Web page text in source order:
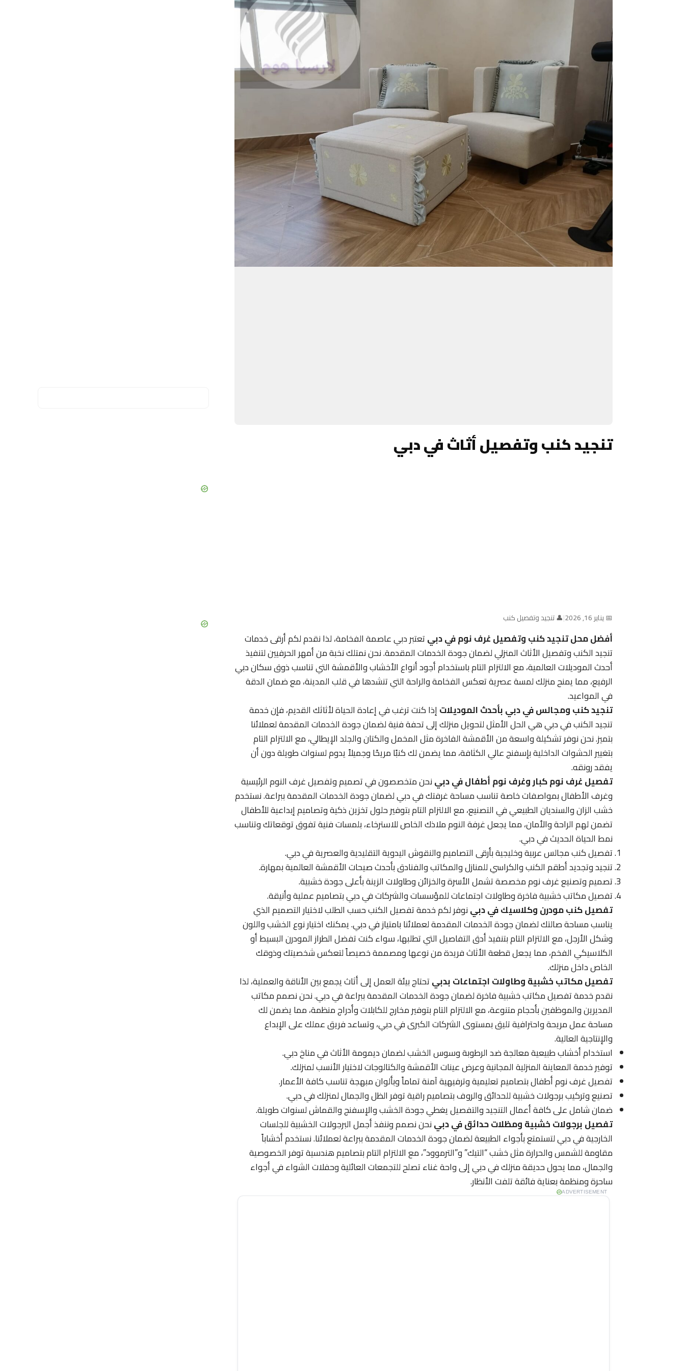
تنجيد كنب وتفصيل أثاث في دبي
📅 يناير 16, 2026 |👤 تنجيد وتفصيل كنب
أفضل محل تنجيد كنب وتفصيل غرف نوم في دبيتعتبر دبي عاصمة الفخامة، لذا نقدم لكم أرقى خدمات
تنجيد الكنب وتفصيل الأثاث المنزلي لضمان جودة الخدمات المقدمة. نحن نمتلك نخبة من أمهر الحرفيين لتنفيذ
أحدث الموديلات العالمية، مع الالتزام التام باستخدام أجود أنواع الأخشاب والأقمشة التي تناسب ذوق سكان دبي
الرفيع، مما يمنح منزلك لمسة عصرية تعكس الفخامة والراحة التي تنشدها في قلب المدينة، مع ضمان الدقة
في المواعيد.
تنجيد كنب ومجالس في دبي بأحدث الموديلاتإذا كنت ترغب في إعادة الحياة لأثاثك القديم، فإن خدمة
تنجيد الكنب في دبي هي الحل الأمثل لتحويل منزلك إلى تحفة فنية لضمان جودة الخدمات المقدمة لعملائنا
بتميز. نحن نوفر تشكيلة واسعة من الأقمشة الفاخرة مثل المخمل والكتان والجلد الإيطالي، مع الالتزام التام
بتغيير الحشوات الداخلية بإسفنج عالي الكثافة، مما يضمن لك كنبًا مريحًا وجميلاً يدوم لسنوات طويلة دون أن
يفقد رونقه.
تفصيل غرف نوم كبار وغرف نوم أطفال في دبينحن متخصصون في تصميم وتفصيل غرف النوم الرئيسية
وغرف الأطفال بمواصفات خاصة تناسب مساحة غرفتك في دبي لضمان جودة الخدمات المقدمة ببراعة. نستخدم
خشب الزان والسنديان الطبيعي في التصنيع، مع الالتزام التام بتوفير حلول تخزين ذكية وتصاميم إبداعية للأطفال
تضمن لهم الراحة والأمان، مما يجعل غرفة النوم ملاذك الخاص للاسترخاء، بلمسات فنية تفوق توقعاتك وتناسب
نمط الحياة الحديث في دبي.
تفصيل كنب مجالس عربية وخليجية بأرقى التصاميم والنقوش اليدوية التقليدية والعصرية في دبي.
تنجيد وتجديد أطقم الكنب والكراسي للمنازل والمكاتب والفنادق بأحدث صيحات الأقمشة العالمية بمهارة.
تصميم وتصنيع غرف نوم مخصصة تشمل الأسرة والخزائن وطاولات الزينة بأعلى جودة خشبية.
تفصيل مكاتب خشبية فاخرة وطاولات اجتماعات للمؤسسات والشركات في دبي بتصاميم عملية وأنيقة.
تفصيل كنب مودرن وكلاسيك في دبينوفر لكم خدمة تفصيل الكنب حسب الطلب لاختيار التصميم الذي
يناسب مساحة صالتك لضمان جودة الخدمات المقدمة لعملائنا بامتياز في دبي. يمكنك اختيار نوع الخشب واللون
وشكل الأرجل، مع الالتزام التام بتنفيذ أدق التفاصيل التي تطلبها، سواء كنت تفضل الطراز المودرن البسيط أو
الكلاسيكي الفخم، مما يجعل قطعة الأثاث فريدة من نوعها ومصممة خصيصاً لتعكس شخصيتك وذوقك
الخاص داخل منزلك.
تفصيل مكاتب خشبية وطاولات اجتماعات بدبيتحتاج بيئة العمل إلى أثاث يجمع بين الأناقة والعملية، لذا
نقدم خدمة تفصيل مكاتب خشبية فاخرة لضمان جودة الخدمات المقدمة ببراعة في دبي. نحن نصمم مكاتب
المديرين والموظفين بأحجام متنوعة، مع الالتزام التام بتوفير مخارج للكابلات وأدراج منظمة، مما يضمن لك
مساحة عمل مريحة واحترافية تليق بمستوى الشركات الكبرى في دبي، وتساعد فريق عملك على الإبداع
والإنتاجية العالية.
استخدام أخشاب طبيعية معالجة ضد الرطوبة وسوس الخشب لضمان ديمومة الأثاث في مناخ دبي.
توفير خدمة المعاينة المنزلية المجانية وعرض عينات الأقمشة والكتالوجات لاختيار الأنسب لمنزلك.
تفصيل غرف نوم أطفال بتصاميم تعليمية وترفيهية آمنة تماماً وبألوان مبهجة تناسب كافة الأعمار.
تصنيع وتركيب برجولات خشبية للحدائق والروف بتصاميم راقية توفر الظل والجمال لمنزلك في دبي.
ضمان شامل على كافة أعمال التنجيد والتفصيل يغطي جودة الخشب والإسفنج والقماش لسنوات طويلة.
تفصيل برجولات خشبية ومظلات حدائق في دبينحن نصمم وننفذ أجمل البرجولات الخشبية للجلسات
الخارجية في دبي لتستمتع بأجواء الطبيعة لضمان جودة الخدمات المقدمة ببراعة لعملائنا. نستخدم أخشاباً
مقاومة للشمس والحرارة مثل خشب “التيك” و”الترموود”، مع الالتزام التام بتصاميم هندسية توفر الخصوصية
والجمال، مما يحول حديقة منزلك في دبي إلى واحة غناء تصلح للتجمعات العائلية وحفلات الشواء في أجواء
ساحرة ومنظمة بعناية فائقة تلفت الأنظار.
ADVERTISEMENT